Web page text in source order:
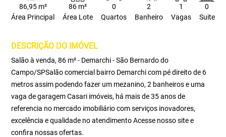
86,95 m²
Área Principal
86 m²
Área Lote
0
Quartos
2
Banheiro
1
Vagas
0
Suite
DESCRIÇÃO DO IMÓVEL
Salão à venda, 86 m² - Demarchi - São Bernardo do
Campo/SPSalão comercial bairro Demarchi com pé direito de 6
metros assim podendo fazer um mezanino, 2 banheiros e uma
vaga de garagem Casari imóveis, há mais de 35 anos de
referencia no mercado imobiliário com serviços inovadores,
excelência e qualidade no atendimento Acesse nosso site e
confira nossas ofertas.